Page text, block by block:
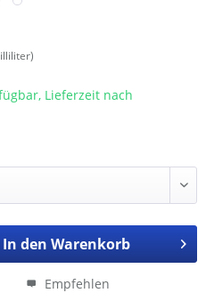
Lieferzeit nach
In den Warenkorb
Empfehlen